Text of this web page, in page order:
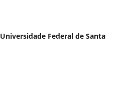
Universidade Federal de Santa